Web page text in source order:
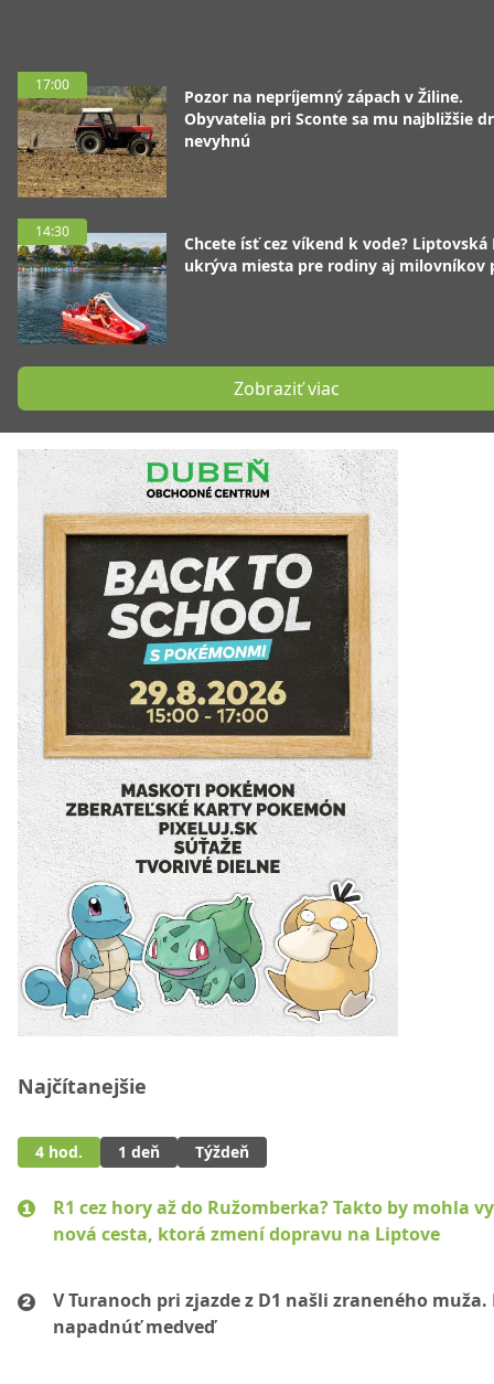
17:00
Pozor na nepríjemný zápach v Žiline.
Obyvatelia pri Sconte sa mu najbližšie
nevyhnú
14:30
Chcete ísť cez víkend k vode? Liptovská
ukrýva miesta pre rodiny aj milovníkov
Zobraziť viac
Najčítanejšie
4 hod. 1 deň Týždeň
R1 cez hory až do Ružomberka? Takto by mohla
nová cesta, ktorá zmení dopravu na Liptove
V Turanoch pri zjazde z D1 našli zraneného muža.
napadnúť medveď